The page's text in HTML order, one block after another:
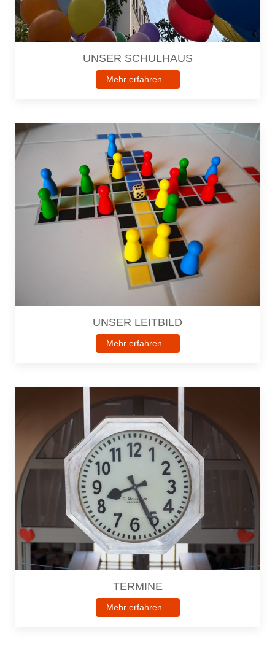
UNSER SCHULHAUS
Mehr erfahren...
UNSER LEITBILD
Mehr erfahren...
TERMINE
Mehr erfahren...